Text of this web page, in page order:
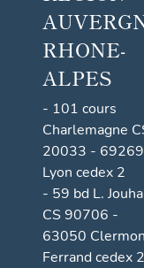
RHONE-
ALPES
- 101 cours
Charlemagne
20033 - 69269
Lyon cedex 2
- 59 bd L.
CS 90706 -
63050
Ferrand cedex 2